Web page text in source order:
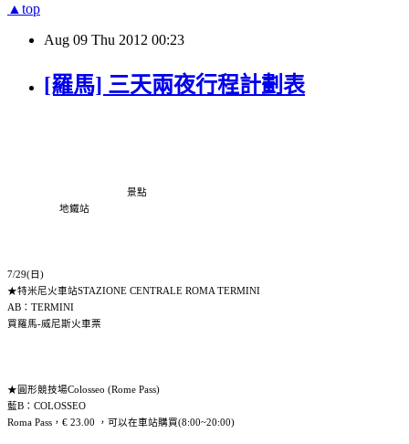
▲top
Aug 09 Thu 2012 00:23
[羅馬] 三天兩夜行程計劃表
景點
地鐵站
7/29(日)
★特米尼火車站STAZIONE CENTRALE ROMA TERMINI
AB：TERMINI
買羅馬-威尼斯火車票
★圓形競技場Colosseo (Rome Pass)
藍B：COLOSSEO
Roma Pass，€ 23.00 ，可以在車站購買(8:00~20:00)